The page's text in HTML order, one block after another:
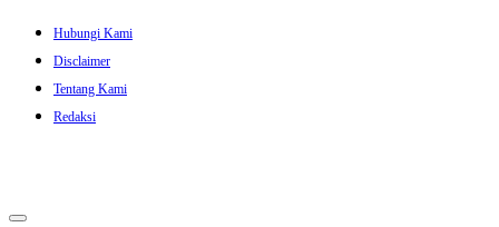
Skip
content
Hubungi Kami
Disclaimer
Tentang Kami
Redaksi